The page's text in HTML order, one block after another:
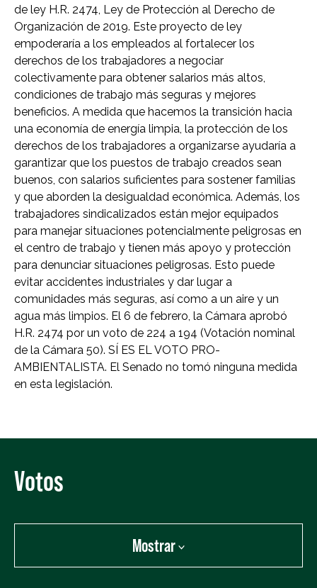
de ley H.R. 2474, Ley de Protección al Derecho de
Organización de 2019. Este proyecto de ley
empoderaría a los empleados al fortalecer los
derechos de los trabajadores a negociar
colectivamente para obtener salarios más altos,
condiciones de trabajo más seguras y mejores
beneficios. A medida que hacemos la transición hacia
una economía de energía limpia, la protección de los
derechos de los trabajadores a organizarse ayudaría a
garantizar que los puestos de trabajo creados sean
buenos, con salarios suficientes para sostener familias
y que aborden la desigualdad económica. Además, los
trabajadores sindicalizados están mejor equipados
para manejar situaciones potencialmente peligrosas en
el centro de trabajo y tienen más apoyo y protección
para denunciar situaciones peligrosas. Esto puede
evitar accidentes industriales y dar lugar a
comunidades más seguras, así como a un aire y un
agua más limpios. El 6 de febrero, la Cámara aprobó
H.R. 2474 por un voto de 224 a 194 (Votación nominal
de la Cámara 50). SÍ ES EL VOTO PRO-
AMBIENTALISTA. El Senado no tomó ninguna medida
en esta legislación.
Votos
Mostrar